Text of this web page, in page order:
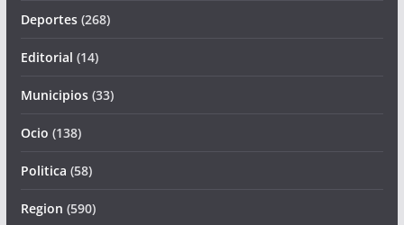
Deportes(268)
Editorial (14)
Municipios(33)
Ocio (138)
Politica (58)
Region (590)